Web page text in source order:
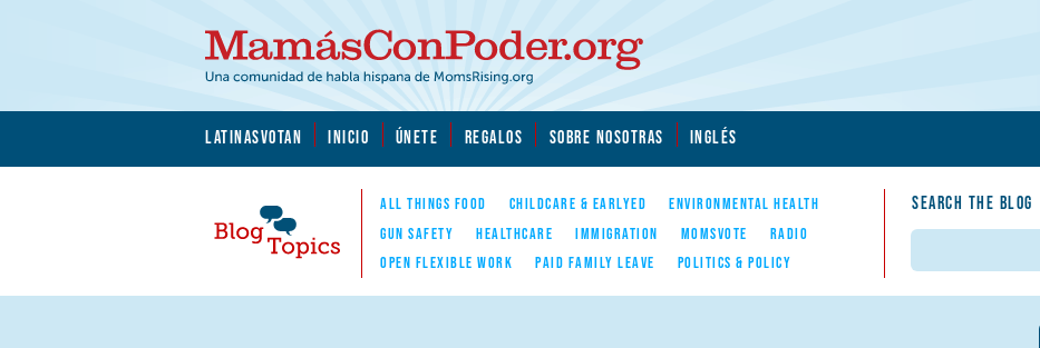
MamásConPoder.org
LATINASVOTAN INICIO ÚNETE REGALOS SOBRE NOSOTRAS INGLÉS
Blog Topics
ALL THINGS FOOD CHILDCARE & EARLYED
ENVIRONMENTAL HEALTH
GUN SAFETY
HEALTHCARE IMMIGRATION MOMSVOTE
RADIO
OPEN FLEXIBLE WORK
PAID FAMILY LEAVE POLITICS & POLICY
SEARCH THE BLOG
Search form